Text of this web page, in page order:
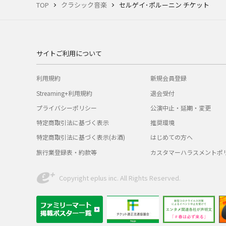
TOP クラシック音楽 セルゲイ･ポルーニン チケット
サイトご利用について
利用規約
Streaming+利用規約
プライバシーポリシー
特定商取引法に基づく表示
特定商取引法に基づく表示(お酒)
旅行業登録表・約款等
新規会員登録
退会受付
公演中止・延期・変更
推奨環境
はじめての方へ
カスタマーハラスメントポ
Copyright eplus inc. All Rights Reserved.